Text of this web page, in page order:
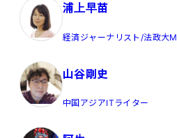
浦上早苗
経済ジャーナリスト/法政大
山谷剛史
中国アジアITライター